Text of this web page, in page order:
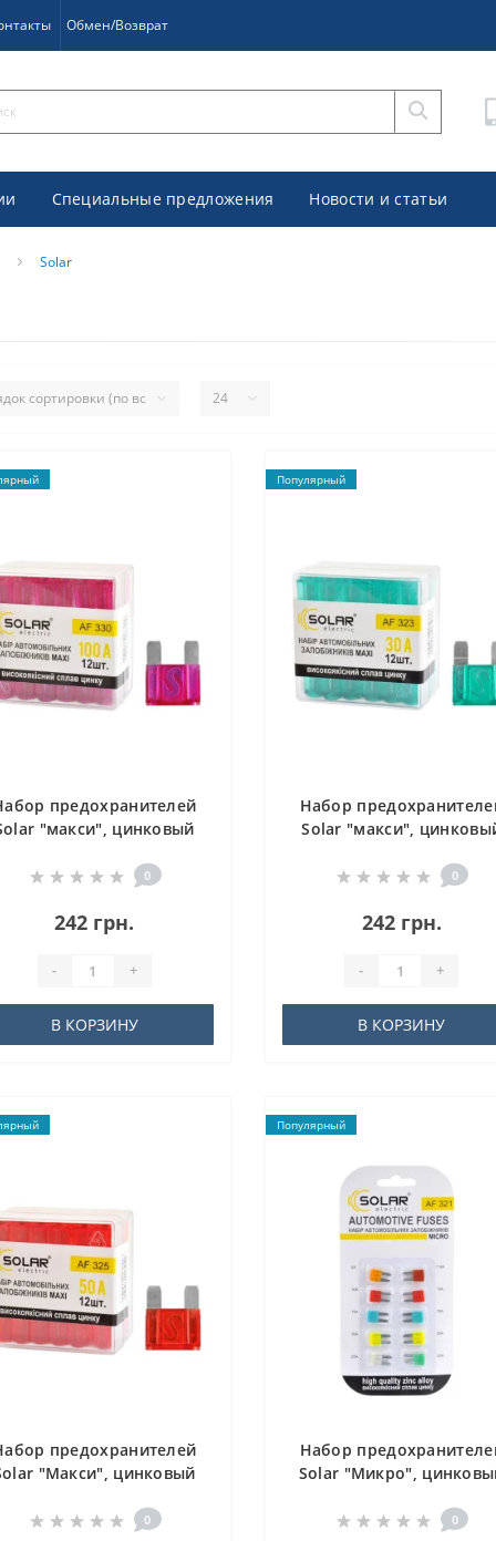
Обмен/Возврат
Специальные предложения Новости и статьи
Solar
предохранителей
"макси", цинковый
0
242 грн.
- +
В КОРЗИНУ
Популярный
Набор
Solar "макси",
0
242 грн.
- +
В КОРЗИНУ
предохранителей
"Макси", цинковый
0
Популярный
Набор
Solar "Микро",
0